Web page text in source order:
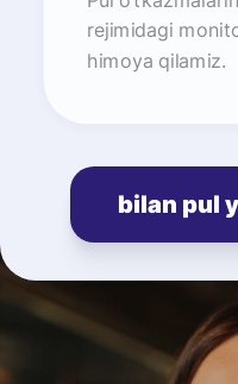
rejimidagi
himoya qilamiz.
bilan pul